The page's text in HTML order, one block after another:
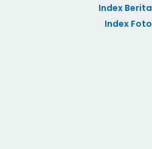
Index Berita
Index Foto